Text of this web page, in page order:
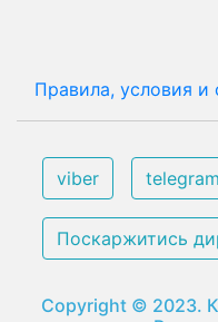
Правила, условия и
viber telegram
Поскаржитись
Copyright © 2023.